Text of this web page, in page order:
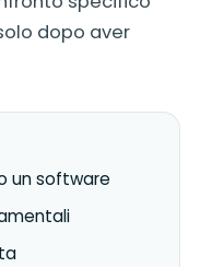
dopo aver
un software